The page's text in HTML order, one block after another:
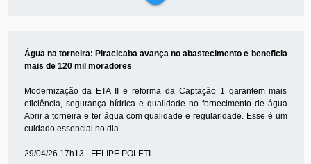
Água na torneira: Piracicaba avança no abastecimento e beneficia
mais de 120 mil moradores
Modernização da ETA II e reforma da Captação 1 garantem mais
eficiência, segurança hídrica e qualidade no fornecimento de água
Abrir a torneira e ter água com qualidade e regularidade. Esse é um
cuidado essencial no dia...
29/04/26 17h13 - FELIPE POLETI